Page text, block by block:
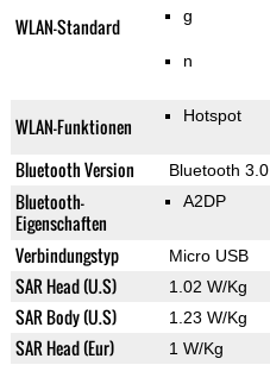
WLAN-Standard g
n
WLAN-Funktionen Hotspot
Bluetooth Version Bluetooth 3.0
Bluetooth-
Eigenschaften
A2DP
Verbindungstyp Micro USB
SAR Head (U.S) 1.02 W/Kg
SAR Body (U.S) 1.23 W/Kg
SAR Head (Eur) 1 W/Kg